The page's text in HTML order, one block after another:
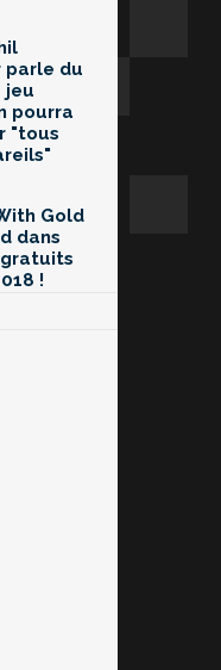
parle du
jeu
pourra
"tous
Gold
dans
!